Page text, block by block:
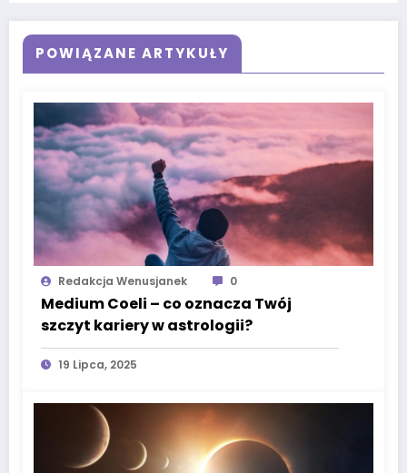
POWIĄZANE ARTYKUŁY
Redakcja Wenusjanek 0
Medium Coeli – co oznacza Twój
szczyt kariery w astrologii?
19 Lipca, 2025